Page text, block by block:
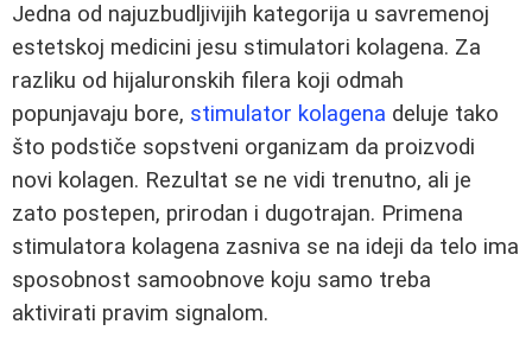
Jedna od najuzbudljivijih kategorija u savremenoj
estetskoj medicini jesu stimulatori kolagena. Za
razliku od hijaluronskih filera koji odmah
popunjavaju bore, stimulator kolagena deluje tako
što podstiče sopstveni organizam da proizvodi
novi kolagen. Rezultat se ne vidi trenutno, ali je
zato postepen, prirodan i dugotrajan. Primena
stimulatora kolagena zasniva se na ideji da telo ima
sposobnost samoobnove koju samo treba
aktivirati pravim signalom.